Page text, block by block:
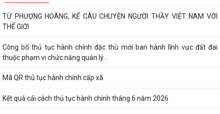
TỪ PHƯỢNG HOÀNG, KỂ CÂU CHUYỆN NGƯỜI THẦY VIỆT NAM VỚI
THẾ GIỚI
Công bố thủ tục hành chính đặc thù mới ban hành lĩnh vực đất đai
thuộc phạm vi chức năng quản lý...
Mã QR thủ tục hành chính cấp xã
Kết quả cải cách thủ tục hành chính tháng 6 năm 2026